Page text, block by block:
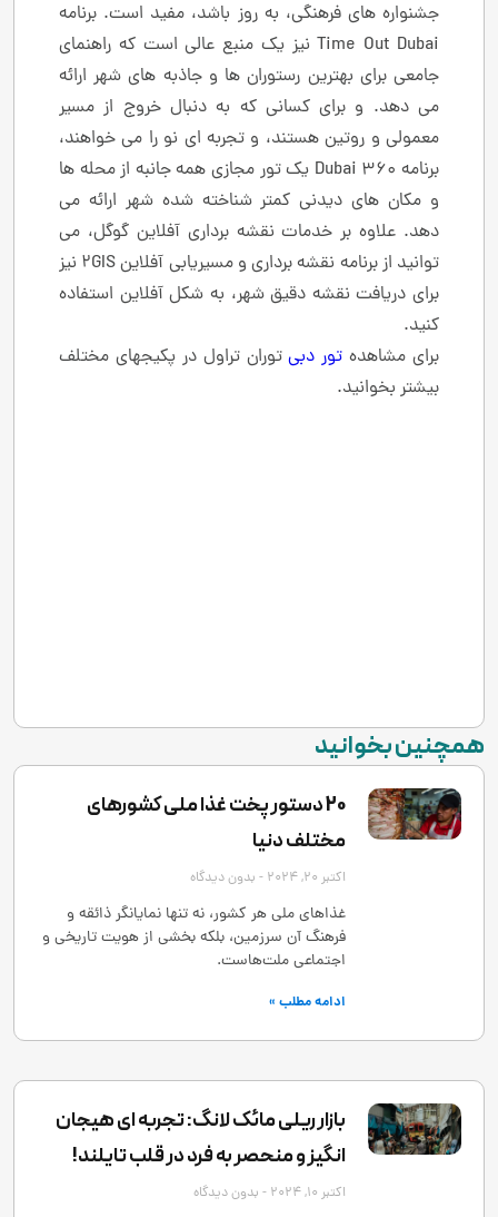
جشنواره های فرهنگی، به روز باشد، مفید است. برنامه
Time Out Dubai نیز یک منبع عالی است که راهنمای
جامعی برای بهترین رستوران ها و جاذبه های شهر ارائه
می دهد. و برای کسانی که به دنبال خروج از مسیر
معمولی و روتین هستند، و تجربه ای نو را می خواهند،
برنامه Dubai 360 یک تور مجازی همه جانبه از محله ها
و مکان های دیدنی کمتر شناخته شده شهر ارائه می
دهد. علاوه بر خدمات نقشه برداری آفلاین گوگل، می
توانید از برنامه نقشه برداری و مسیریابی آفلاین 2GIS نیز
برای دریافت نقشه دقیق شهر، به شکل آفلاین استفاده
کنید.
برای مشاهده تور دبیتوران تراول در پکیجهای مختلف
بیشتر بخوانید.
همچنین بخوانید
20 دستور پخت غذا ملی کشورهای
مختلف دنیا
اکتبر 20, 2024 بدون دیدگاه
غذاهای ملی هر کشور، نه تنها نمایانگر ذائقه و
فرهنگ آن سرزمین، بلکه بخشی از هویت تاریخی و
اجتماعی ملت‌هاست.
ادامه مطلب »
بازار ریلی مائک لانگ: تجربه ‌ای هیجان
‌انگیز و منحصر به‌ فرد در قلب تایلند!
اکتبر 10, 2024 بدون دیدگاه